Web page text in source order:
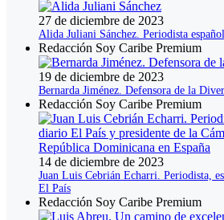
27 de diciembre de 2023
Alida Juliani Sánchez. Periodista
Redacción Soy Caribe Premium
19 de diciembre de 2023
Bernarda Jiménez. Defensora de la
Redacción Soy Caribe Premium
14 de diciembre de 2023
Juan Luis Cebrián Echarri. Periodista,
El País
Redacción Soy Caribe Premium